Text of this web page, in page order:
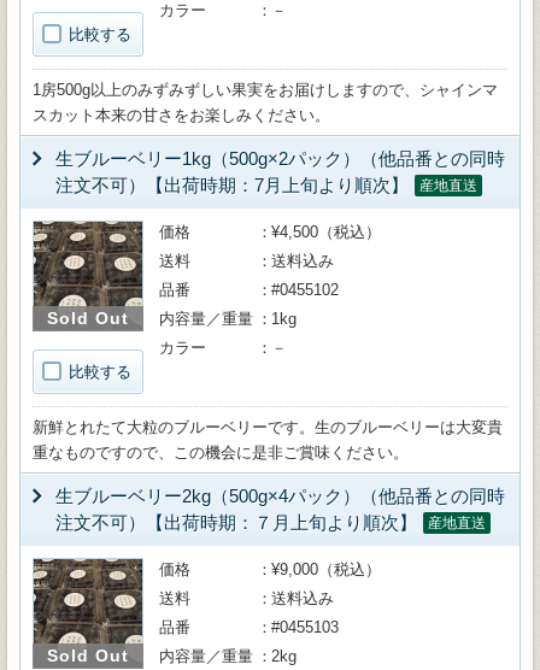
比較する
カラー
－
1房500g以上のみずみずしい果実をお届けしますので、シャインマ
スカット本来の甘さをお楽しみください。
生ブルーベリー1kg（500g×2パック）（他品番との同時
注文不可）【出荷時期：7月上旬より順次】
産地直送
Sold Out
比較する
価格
¥4,500（税込）
送料
送料込み
品番
#0455102
内容量／重量
1kg
カラー
－
新鮮とれたて大粒のブルーベリーです。生のブルーベリーは大変貴
重なものですので、この機会に是非ご賞味ください。
生ブルーベリー2kg（500g×4パック）（他品番との同時
注文不可）【出荷時期：７月上旬より順次】
産地直送
Sold Out
価格
¥9,000（税込）
送料
送料込み
品番
#0455103
内容量／重量
2kg